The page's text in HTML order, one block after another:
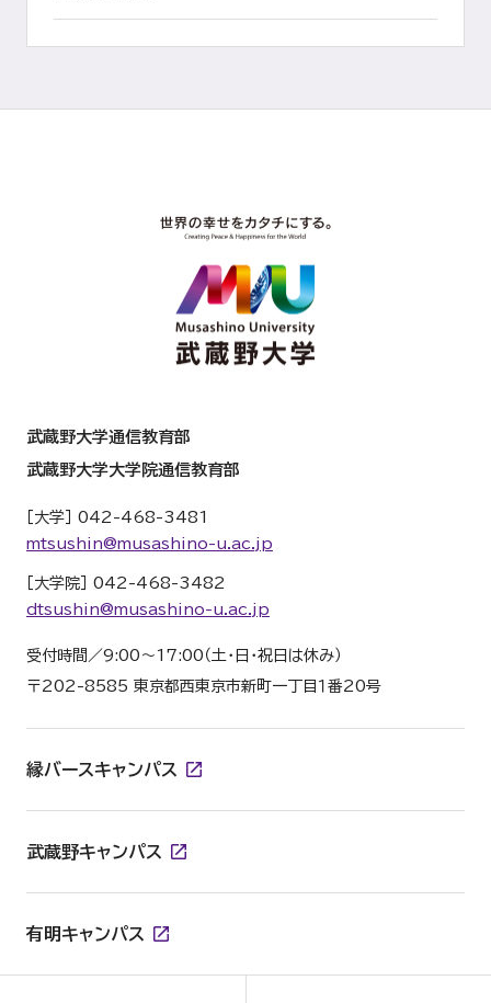
武蔵野大学通信教育部
武蔵野大学大学院通信教育部
［大学］ 042-468-3481
mtsushin@musashino-u.ac.jp
［大学院］ 042-468-3482
dtsushin@musashino-u.ac.jp
受付時間／9:00～17:00（土・日・祝日は休み）
〒202-8585 東京都西東京市新町一丁目１番20号
縁バースキャンパス
武蔵野キャンパス
有明キャンパス